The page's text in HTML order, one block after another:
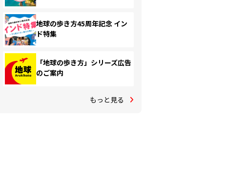
地球の歩き方45周年記念 イン
ド特集
「地球の歩き方」シリーズ広告
のご案内
もっと見る